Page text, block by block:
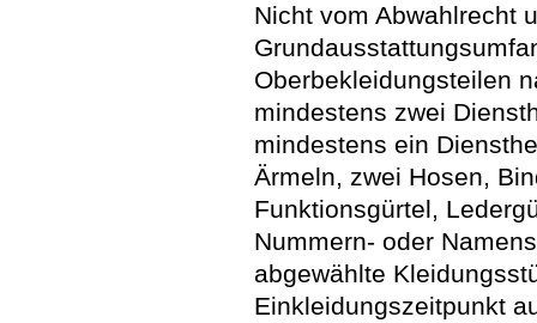
Nicht vom Abwahlrecht
Oberbekleidungsteilen
mindestens zwei
mindestens ein
Ärmeln, zwei Hosen,
Funktionsgürtel,
Nummern- oder
abgewählte
Einkleidungszeitpunkt